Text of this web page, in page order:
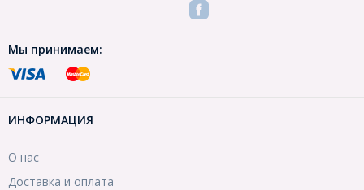
Мы принимаем:
ИНФОРМАЦИЯ
О нас
Доставка и оплата